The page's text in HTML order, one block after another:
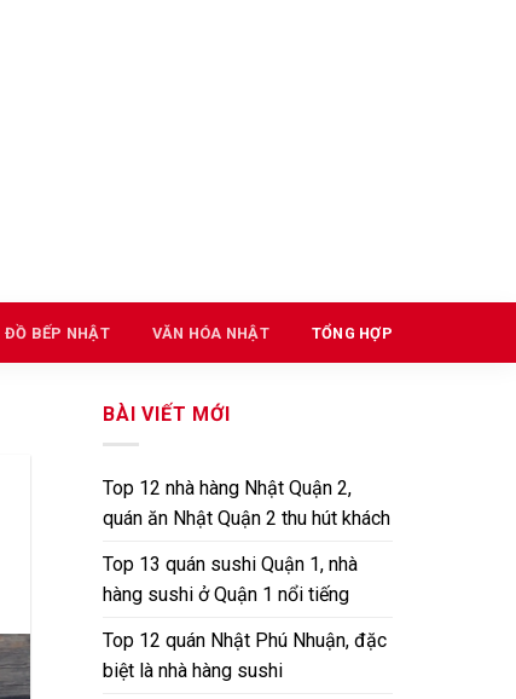
ĐỒ BẾP NHẬT VĂN HÓA NHẬT TỔNG HỢP
BÀI VIẾT MỚI
Top 12 nhà hàng Nhật Quận 2,
quán ăn Nhật Quận 2 thu hút khách
Top 13 quán sushi Quận 1, nhà
hàng sushi ở Quận 1 nổi tiếng
Top 12 quán Nhật Phú Nhuận, đặc
biệt là nhà hàng sushi